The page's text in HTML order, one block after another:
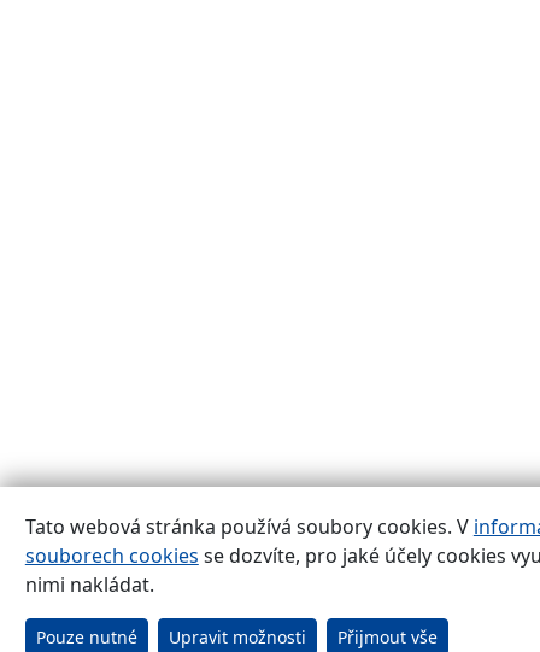
Tato webová stránka používá soubory cookies. V
souborech cookies se dozvíte, pro jaké účely cookies
nimi nakládat.
Pouze nutné Upravit možnosti Přijmout vše